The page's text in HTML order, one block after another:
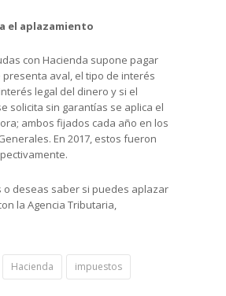
el aplazamiento
con Hacienda supone pagar
presenta aval, el tipo de interés
legal del dinero y si el
solicita sin garantías se aplica el
ambos fijados cada año en los
En 2017, estos fueron
o deseas saber si puedes aplazar
la Agencia Tributaria,
Hacienda impuestos